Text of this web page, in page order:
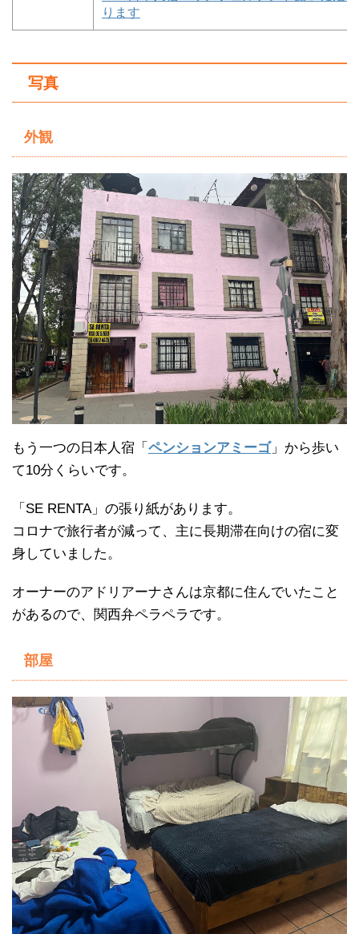
ります
写真
外観
もう一つの日本人宿「 ペンションアミーゴ」から歩い
て10分くらいです。
「SE RENTA」の張り紙があります。
コロナで旅行者が減って、主に長期滞在向けの宿に変
身していました。
オーナーのアドリアーナさんは京都に住んでいたこと
があるので、関西弁ペラペラです。
部屋